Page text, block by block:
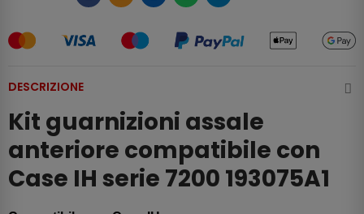
DESCRIZIONE
Kit guarnizioni assale
anteriore compatibile con
Case IH serie 7200 193075A1